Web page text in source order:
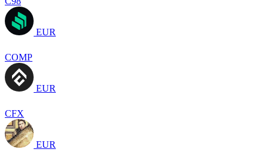
EUR
COMP
EUR
CFX
EUR